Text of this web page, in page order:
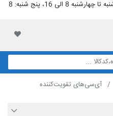
• شنبه تا چهارشنبه 8 الی 16، پنج شنبه: 8
لیست
آی‌سی‌های تقویت‌کننده